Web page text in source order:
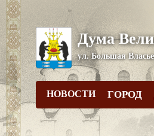
Дума
ул. Большая
НОВОСТИ ГОРОД